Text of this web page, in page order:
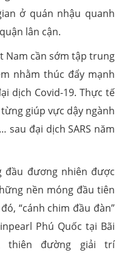
ở quán nhậu quanh
lân cận.
Nam cần sớm tập trung
nhằm thúc đẩy mạnh
dịch Covid-19. Thực tế
giúp vực dậy ngành
sau đại dịch SARS năm
đầu đương nhiên được
nền móng đầu tiên
“cánh chim đầu đàn”
Phú Quốc tại Bãi
thiên đường giải trí